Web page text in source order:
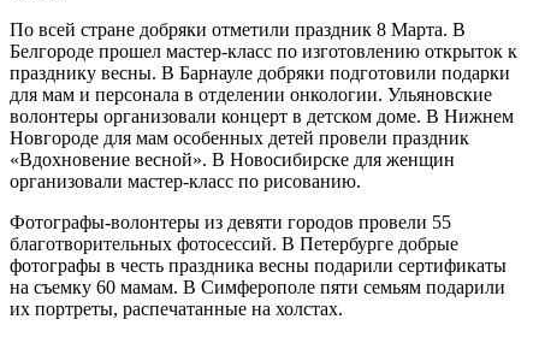
По всей стране добряки отметили праздник 8 Марта. В
Белгороде прошел мастер-класс по изготовлению открыток к
празднику весны. В Барнауле добряки подготовили подарки
для мам и персонала в отделении онкологии. Ульяновские
волонтеры организовали концерт в детском доме. В Нижнем
Новгороде для мам особенных детей провели праздник
«Вдохновение весной». В Новосибирске для женщин
организовали мастер-класс по рисованию.
Фотографы-волонтеры из девяти городов провели 55
благотворительных фотосессий. В Петербурге добрые
фотографы в честь праздника весны подарили сертификаты
на съемку 60 мамам. В Симферополе пяти семьям подарили
их портреты, распечатанные на холстах.